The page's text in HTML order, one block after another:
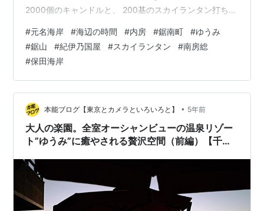
2000個のキャンドルと、 200基のスカイランタン打ち上
も充実してた。 心温まる良きイベントでしたよ。 元名～
保田の海岸線は、 内房で一番好きな風景。 勝山まで続く
海岸線のカーブに、 街明かりが灯り出す夕刻は、 最高の
時間ですね。 ここは１０年以上も前から？ よく来てた場
所です。 イベントは今日最終日でしたが、 昼からの天候
悪化によ…
#元名海岸 #海辺の時間 #内房 #鋸南町 #ゆうみ
#鋸山 #紀伊乃国屋 #スカイランタン #南房総
#保田海岸
本能ブログ【東京とカメラといろいろと】 • 5年前
大人の楽園。全室オーシャンビューの温泉リゾー
ト”ゆうみ”に癒やされる贅沢空間（前編）【千葉